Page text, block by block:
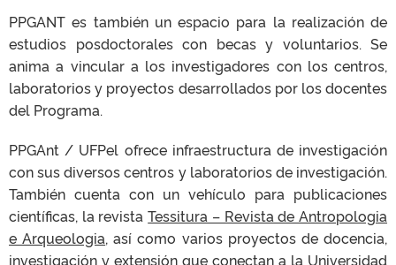
PPGANT es también un espacio para la realización de
estudios posdoctorales con becas y voluntarios. Se
anima a vincular a los investigadores con los centros,
laboratorios y proyectos desarrollados por los docentes
del Programa.
PPGAnt / UFPel ofrece infraestructura de investigación
con sus diversos centros y laboratorios de investigación.
También cuenta con un vehículo para publicaciones
científicas, la revistaTessitura – Revista de Antropologia
e Arqueologia, así como varios proyectos de docencia,
investigación y extensión que conectan a la Universidad